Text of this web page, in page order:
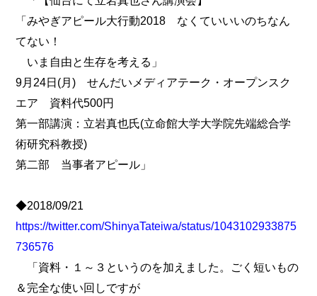
「みやぎアピール大行動2018 なくていいいのちなん
てない！
いま自由と生存を考える」
9月24日(月) せんだいメディアテーク・オープンスク
エア 資料代500円
第一部講演：立岩真也氏(立命館大学大学院先端総合学
術研究科教授)
第二部 当事者アピール」
◆2018/09/21
https://twitter.com/ShinyaTateiwa/status/1043102933875
736576
「資料・１～３というのを加えました。ごく短いもの
＆完全な使い回しですが